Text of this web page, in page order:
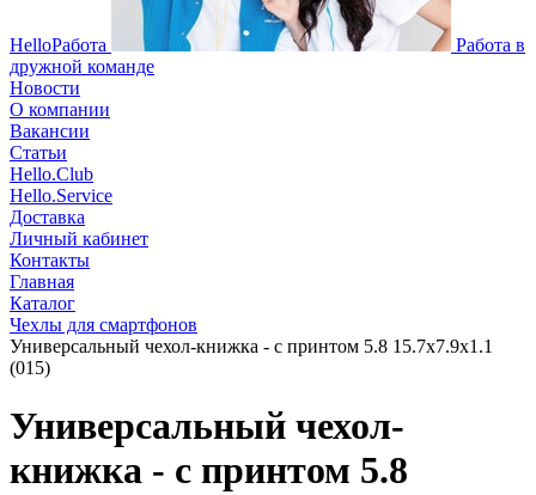
HelloРабота
Работа в
дружной команде
Новости
О компании
Вакансии
Статьи
Hello.Club
Hello.Service
Доставка
Личный кабинет
Контакты
Главная
Каталог
Чехлы для смартфонов
Универсальный чехол-книжка - с принтом 5.8 15.7x7.9x1.1
(015)
Универсальный чехол-
книжка - с принтом 5.8